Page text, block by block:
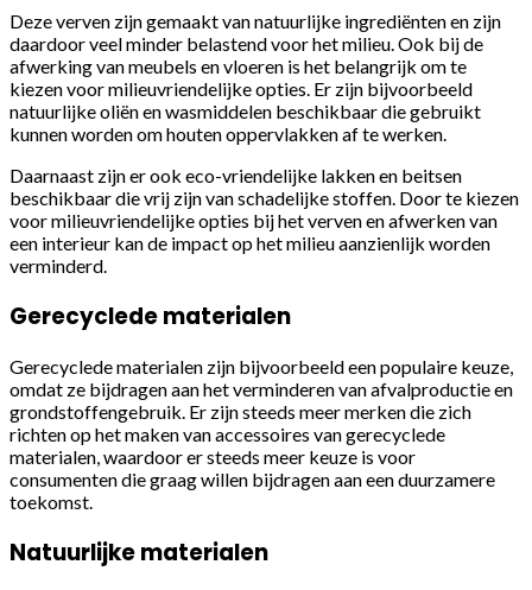
Deze verven zijn gemaakt van natuurlijke ingrediënten en zijn
daardoor veel minder belastend voor het milieu. Ook bij de
afwerking van meubels en vloeren is het belangrijk om te
kiezen voor milieuvriendelijke opties. Er zijn bijvoorbeeld
natuurlijke oliën en wasmiddelen beschikbaar die gebruikt
kunnen worden om houten oppervlakken af te werken.
Daarnaast zijn er ook eco-vriendelijke lakken en beitsen
beschikbaar die vrij zijn van schadelijke stoffen. Door te kiezen
voor milieuvriendelijke opties bij het verven en afwerken van
een interieur kan de impact op het milieu aanzienlijk worden
verminderd.
Gerecyclede materialen
Gerecyclede materialen zijn bijvoorbeeld een populaire keuze,
omdat ze bijdragen aan het verminderen van afvalproductie en
grondstoffengebruik. Er zijn steeds meer merken die zich
richten op het maken van accessoires van gerecyclede
materialen, waardoor er steeds meer keuze is voor
consumenten die graag willen bijdragen aan een duurzamere
toekomst.
Natuurlijke materialen